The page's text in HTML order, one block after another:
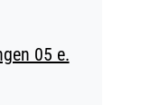
05 e.